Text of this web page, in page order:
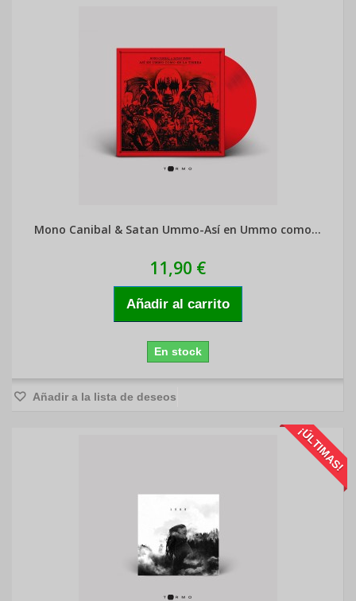
Mono Canibal & Satan Ummo-Así en Ummo como...
11,90 €
Añadir al carrito
En stock
Añadir a la lista de deseos
¡ÚLTIMAS!